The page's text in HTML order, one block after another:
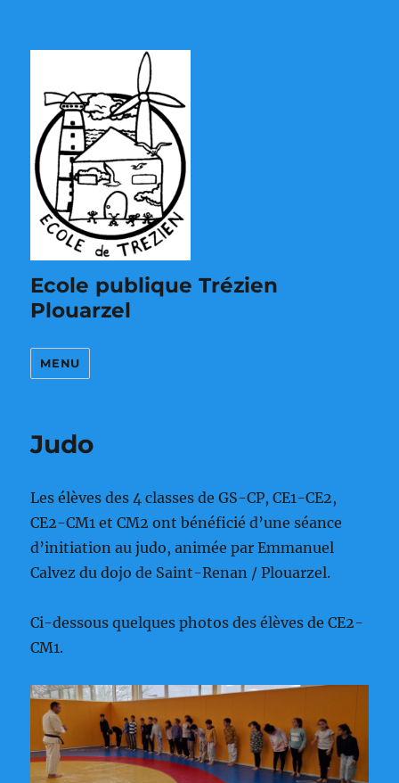
Ecole publique Trézien
Plouarzel
MENU
Judo
Les élèves des 4 classes de GS-CP, CE1-CE2,
CE2-CM1 et CM2 ont bénéficié d’une séance
d’initiation au judo, animée par Emmanuel
Calvez du dojo de Saint-Renan / Plouarzel.
Ci-dessous quelques photos des élèves de CE2-
CM1.